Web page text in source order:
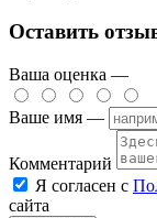
Оставить
Ваша оценка —
Ваше имя —
Комментарий
Я согласен с
сайта